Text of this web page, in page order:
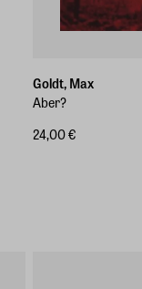
Goldt, Max
Aber?
24,00 €